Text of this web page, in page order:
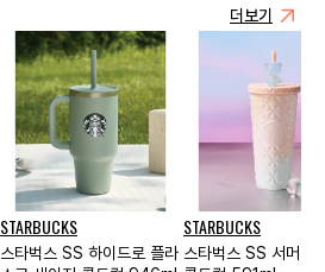
더보기
STARBUCKS
스타벅스 SS 하이드로 플라
STARBUCKS
스타벅스 SS 서머 다